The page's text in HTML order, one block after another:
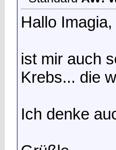
Hallo Imagia,
ist mir auch
Krebs... die
Ich denke